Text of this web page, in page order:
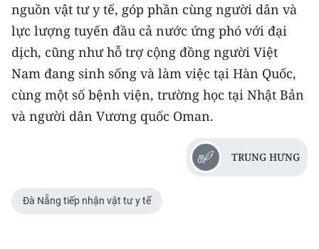
TIN MỚI
TIN ĐỊA PHƯƠNG
Trung du và miền núi phía Bắc
Đồng bằng sông Hồng
Nguyên
nguồn vật tư y tế, góp phần cùng người dân và
lực lượng tuyến đầu cả nước ứng phó với đại
dịch, cũng như hỗ trợ cộng đồng người Việt
Nam đang sinh sống và làm việc tại Hàn Quốc,
cùng một số bệnh viện, trường học tại Nhật Bản
và người dân Vương quốc Oman.
TRUNG HƯNG
Đà Nẵng tiếp nhận vật tư y tế